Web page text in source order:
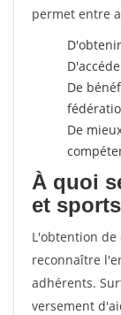
permet entre
De
De
À quoi
et
L'obtention
reconnaître
adhérents.
versement